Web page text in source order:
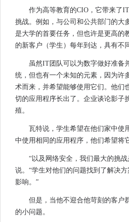
作为高等教育的CIO，它带来了
挑战。例如，与公司和公共部门的大
是大学的首要任务，但也许是更高的
的新客户（学生）每年到达，具有不
虽然IT团队可以为数字做好准备
统，但也有一个未知的元素，因为许
术而来，并希望能够使用它们。他们
切的应用程序长出了。企业谈论影子
殖。
瓦特说，学生希望在他们家中使
中使用相同的应用程序，他们希望将
“以及网络安全，我们最大的挑
说。“学生对他们的问题找到了解决
影响。”
但是，当他不迎合他苛刻的客户
的小问题。